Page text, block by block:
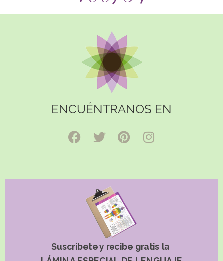
ENCUÉNTRANOS EN
Suscríbete y recibe gratis la